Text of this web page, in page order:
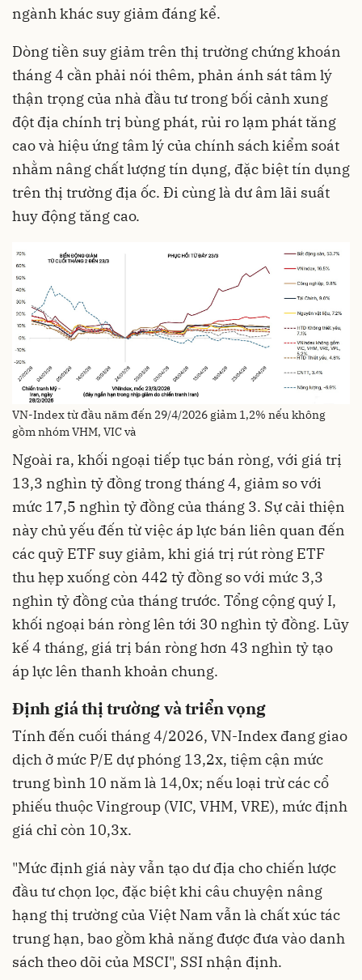
ngành khác suy giảm đáng kể.
Dòng tiền suy giảm trên thị trường chứng khoán
tháng 4 cần phải nói thêm, phản ánh sát tâm lý
thận trọng của nhà đầu tư trong bối cảnh xung
đột địa chính trị bùng phát, rủi ro lạm phát tăng
cao và hiệu ứng tâm lý của chính sách kiểm soát
nhằm nâng chất lượng tín dụng, đặc biệt tín dụng
trên thị trường địa ốc. Đi cùng là dư âm lãi suất
huy động tăng cao.
VN-Index từ đầu năm đến 29/4/2026 giảm 1,2% nếu không
gồm nhóm VHM, VIC và
Ngoài ra, khối ngoại tiếp tục bán ròng, với giá trị
13,3 nghìn tỷ đồng trong tháng 4, giảm so với
mức 17,5 nghìn tỷ đồng của tháng 3. Sự cải thiện
này chủ yếu đến từ việc áp lực bán liên quan đến
các quỹ ETF suy giảm, khi giá trị rút ròng ETF
thu hẹp xuống còn 442 tỷ đồng so với mức 3,3
nghìn tỷ đồng của tháng trước. Tổng cộng quý I,
khối ngoại bán ròng lên tới 30 nghìn tỷ đồng. Lũy
kế 4 tháng, giá trị bán ròng hơn 43 nghìn tỷ tạo
áp lực lên thanh khoản chung.
Định giá thị trường và triển vọng
Tính đến cuối tháng 4/2026, VN-Index đang giao
dịch ở mức P/E dự phóng 13,2x, tiệm cận mức
trung bình 10 năm là 14,0x; nếu loại trừ các cổ
phiếu thuộc Vingroup (VIC, VHM, VRE), mức định
giá chỉ còn 10,3x.
"Mức định giá này vẫn tạo dư địa cho chiến lược
đầu tư chọn lọc, đặc biệt khi câu chuyện nâng
hạng thị trường của Việt Nam vẫn là chất xúc tác
trung hạn, bao gồm khả năng được đưa vào danh
sách theo dõi của MSCI", SSI nhận định.